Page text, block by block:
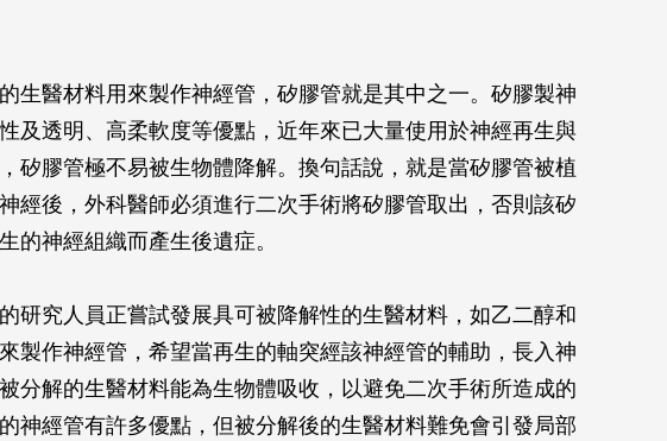
生醫材料用來製作神經管，矽膠管就是其中之一。矽膠製神
及透明、高柔軟度等優點，近年來已大量使用於神經再生與
矽膠管極不易被生物體降解。換句話說，就是當矽膠管被植
經後，外科醫師必須進行二次手術將矽膠管取出，否則該矽
的神經組織而產生後遺症。
研究人員正嘗試發展具可被降解性的生醫材料，如乙二醇和
製作神經管，希望當再生的軸突經該神經管的輔助，長入神
分解的生醫材料能為生物體吸收，以避免二次手術所造成的
神經管有許多優點，但被分解後的生醫材料難免會引發局部